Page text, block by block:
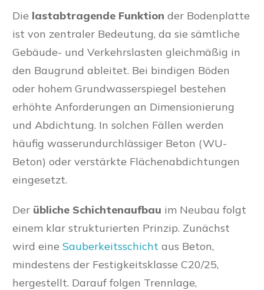
Die lastabtragende Funktion der Bodenplatte
ist von zentraler Bedeutung, da sie sämtliche
Gebäude- und Verkehrslasten gleichmäßig in
den Baugrund ableitet. Bei bindigen Böden
oder hohem Grundwasserspiegel bestehen
erhöhte Anforderungen an Dimensionierung
und Abdichtung. In solchen Fällen werden
häufig wasserundurchlässiger Beton (WU-
Beton) oder verstärkte Flächenabdichtungen
eingesetzt.
Der übliche Schichtenaufbau im Neubau folgt
einem klar strukturierten Prinzip. Zunächst
wird eine Sauberkeitsschicht aus Beton,
mindestens der Festigkeitsklasse C20/25,
hergestellt. Darauf folgen Trennlage,